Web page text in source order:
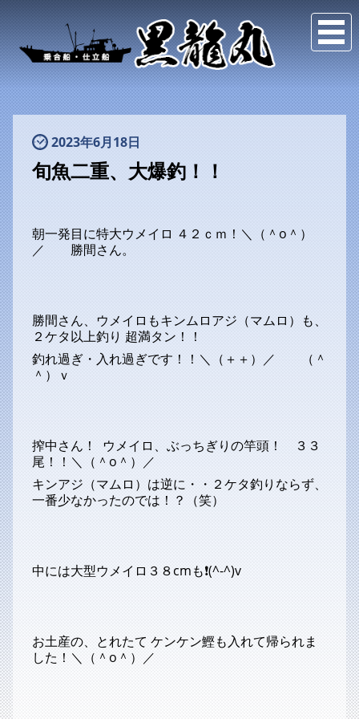
2023年6月18日
旬魚二重、大爆釣！！
朝一発目に特大ウメイロ ４２ｃｍ！＼（＾o＾）
／ 勝間さん。
勝間さん、ウメイロもキンムロアジ（マムロ）も、
２ケタ以上釣り 超満タン！！
釣れ過ぎ・入れ過ぎです！！＼（＋＋）／ （＾
＾）ｖ
搾中さん！ ウメイロ、ぶっちぎりの竿頭！ ３３
尾！！＼（＾o＾）／
キンアジ（マムロ）は逆に・・２ケタ釣りならず、
一番少なかったのでは！？（笑）
中には大型ウメイロ３８cmも❗(^-^)v
お土産の、とれたて ケンケン鰹も入れて帰られま
した！＼（＾o＾）／